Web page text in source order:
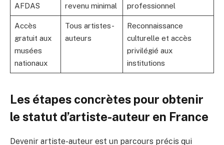
AFDAS revenu minimal professionnel
Accès
gratuit aux
musées
nationaux
Tous artistes-
auteurs
Reconnaissance
culturelle et accès
privilégié aux
institutions
Les étapes concrètes pour obtenir
le statut d’artiste-auteur en France
Devenir artiste-auteur est un parcours précis qui